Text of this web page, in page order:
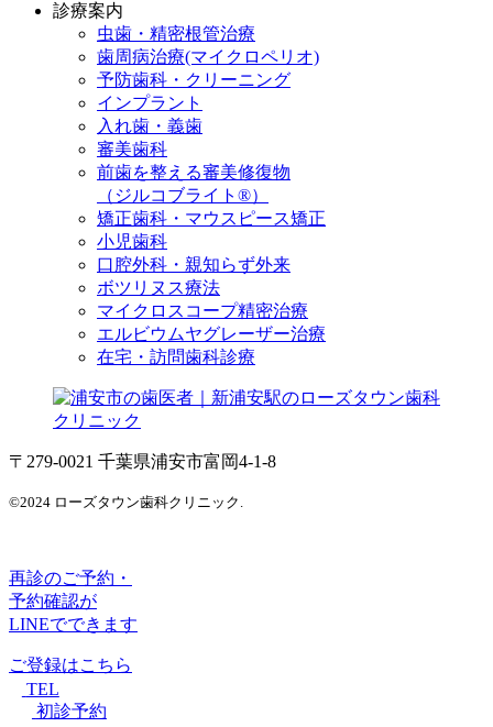
診療案内
虫歯・精密根管治療
歯周病治療(マイクロペリオ)
予防歯科・クリーニング
インプラント
入れ歯・義歯
審美歯科
前歯を整える審美修復物
（ジルコブライト®）
矯正歯科・マウスピース矯正
小児歯科
口腔外科・親知らず外来
ボツリヌス療法
マイクロスコープ精密治療
エルビウムヤグレーザー治療
在宅・訪問歯科診療
〒279-0021 千葉県浦安市富岡4-1-8
©2024 ローズタウン歯科クリニック.
再診のご予約・
予約確認が
LINEでできます
ご登録はこちら
TEL
初診予約